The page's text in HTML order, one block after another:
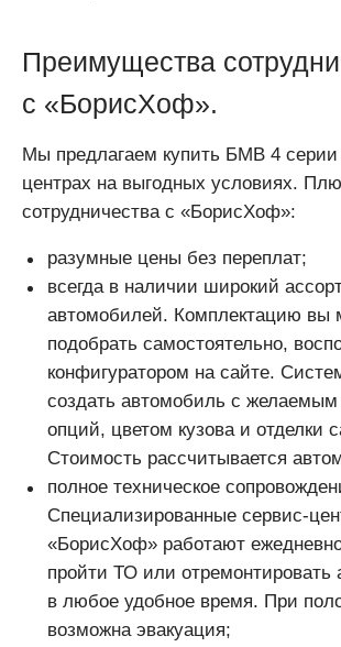
Преимущества
с «БорисХоф».
Мы предлагаем купить БМВ 4 серии
центрах на выгодных условиях.
сотрудничества с «БорисХоф»:
разумные цены без переплат;
всегда в наличии широкий
автомобилей. Комплектацию вы
подобрать самостоятельно,
конфигуратором на сайте.
создать автомобиль с желаемым
опций, цветом кузова и отделки
Стоимость рассчитывается
полное техническое
Специализированные сервис-
«БорисХоф» работают
пройти ТО или отремонтировать
в любое удобное время. При
возможна эвакуация;